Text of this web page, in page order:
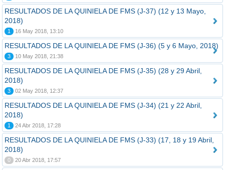
RESULTADOS DE LA QUINIELA DE FMS (J-37) (12 y 13 Mayo,
2018)
1 16 May 2018, 13:10
RESULTADOS DE LA QUINIELA DE FMS (J-36) (5 y 6 Mayo, 2018)
3 10 May 2018, 21:38
RESULTADOS DE LA QUINIELA DE FMS (J-35) (28 y 29 Abril,
2018)
3 02 May 2018, 12:37
RESULTADOS DE LA QUINIELA DE FMS (J-34) (21 y 22 Abril,
2018)
1 24 Abr 2018, 17:28
RESULTADOS DE LA QUINIELA DE FMS (J-33) (17, 18 y 19 Abril,
2018)
0 20 Abr 2018, 17:57